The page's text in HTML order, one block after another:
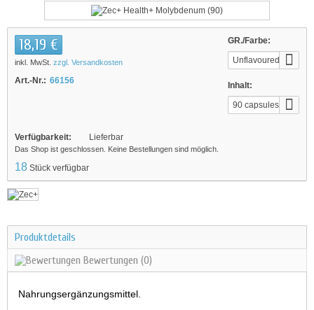
GR./Farbe:
Unflavoured
Inhalt:
90 capsules
18,19 €
inkl. MwSt. zzgl. Versandkosten
Art.-Nr.: 66156
Verfügbarkeit: Lieferbar
Das Shop ist geschlossen. Keine Bestellungen sind möglich.
18 Stück verfügbar
Produktdetails
Bewertungen (0)
Nahrungsergänzungsmittel.